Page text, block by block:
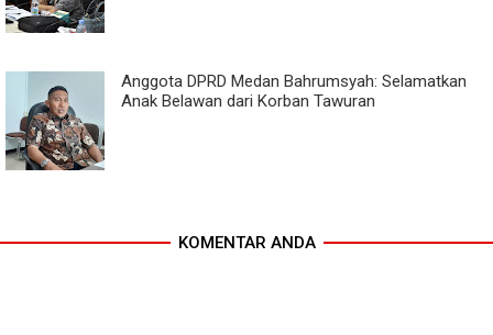
Anggota DPRD Medan Bahrumsyah: Selamatkan
Anak Belawan dari Korban Tawuran
KOMENTAR ANDA